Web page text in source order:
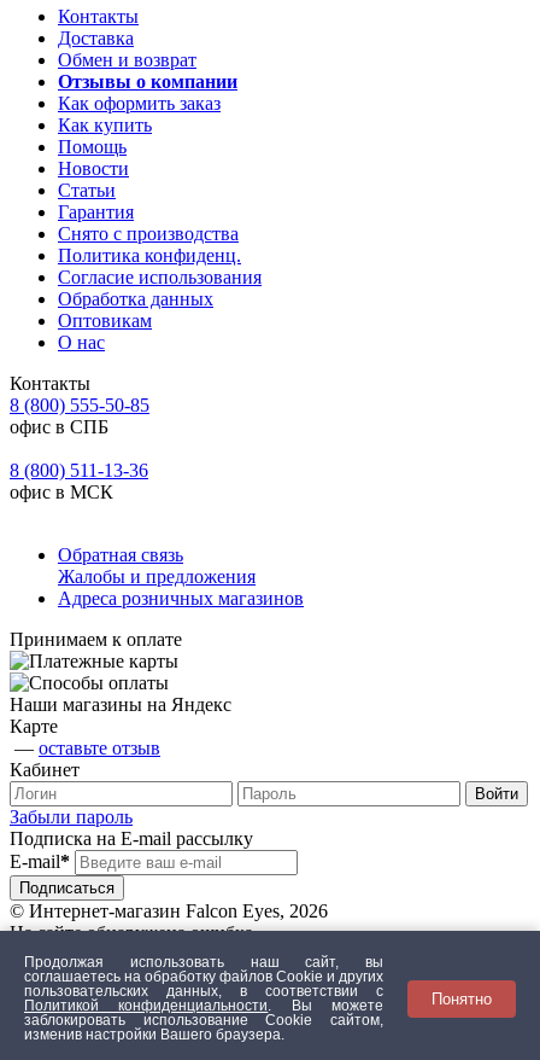
Контакты
Доставка
Обмен и возврат
Отзывы о компании
Как оформить заказ
Как купить
Помощь
Новости
Статьи
Гарантия
Снято с производства
Политика конфиденц.
Согласие использования
Обработка данных
Оптовикам
О нас
Контакты
8 (800) 555-50-85
офис в СПБ
8 (800) 511-13-36
офис в МСК
Обратная связь
Жалобы и предложения
Адреса розничных магазинов
Принимаем к оплате
Наши магазины на Яндекс
Карте
— оставьте отзыв
Кабинет
Забыли пароль
Подписка на E-mail рассылку
E-mail*
© Интернет-магазин Falcon Eyes, 2026
На сайте обнаружена ошибка
Текст с ошибкой
Продолжая использовать наш сайт, вы
соглашаетесь на обработку файлов Сookie и других
пользовательских данных, в соответствии с
Политикой конфиденциальности
. Вы можете
заблокировать использование Cookie сайтом,
изменив настройки Вашего браузера.
Понятно